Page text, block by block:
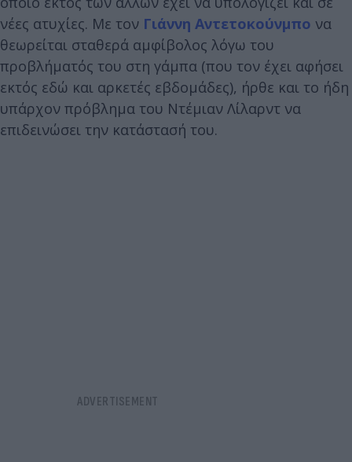
νέες ατυχίες. Με τον Γιάννη Αντετοκούνμπο να
θεωρείται σταθερά αμφίβολος λόγω του
προβλήματός του στη γάμπα (που τον έχει αφήσει
εκτός εδώ και αρκετές εβδομάδες), ήρθε και το ήδη
υπάρχον πρόβλημα του Ντέμιαν Λίλαρντ να
επιδεινώσει την κατάστασή του.